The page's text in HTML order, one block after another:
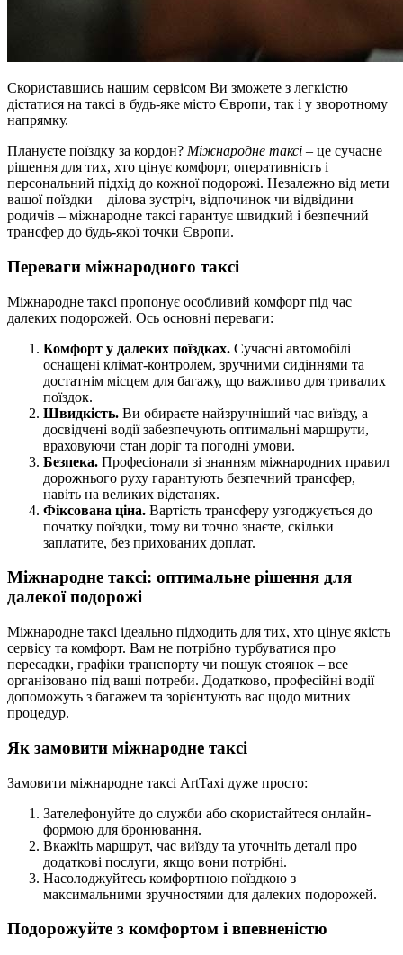
Скориставшись нашим сервісом Ви зможете з легкістю
дістатися на таксі в будь-яке місто Європи, так і у зворотному
напрямку.
Плануєте поїздку за кордон? Міжнародне таксі – це сучасне
рішення для тих, хто цінує комфорт, оперативність і
персональний підхід до кожної подорожі. Незалежно від мети
вашої поїздки – ділова зустріч, відпочинок чи відвідини
родичів – міжнародне таксі гарантує швидкий і безпечний
трансфер до будь-якої точки Європи.
Переваги міжнародного таксі
Міжнародне таксі пропонує особливий комфорт під час
далеких подорожей. Ось основні переваги:
Комфорт у далеких поїздках. Сучасні автомобілі
оснащені клімат-контролем, зручними сидіннями та
достатнім місцем для багажу, що важливо для тривалих
поїздок.
Швидкість. Ви обираєте найзручніший час виїзду, а
досвідчені водії забезпечують оптимальні маршрути,
враховуючи стан доріг та погодні умови.
Безпека. Професіонали зі знанням міжнародних правил
дорожнього руху гарантують безпечний трансфер,
навіть на великих відстанях.
Фіксована ціна. Вартість трансферу узгоджується до
початку поїздки, тому ви точно знаєте, скільки
заплатите, без прихованих доплат.
Міжнародне таксі: оптимальне рішення для
далекої подорожі
Міжнародне таксі ідеально підходить для тих, хто цінує якість
сервісу та комфорт. Вам не потрібно турбуватися про
пересадки, графіки транспорту чи пошук стоянок – все
організовано під ваші потреби. Додатково, професійні водії
допоможуть з багажем та зорієнтують вас щодо митних
процедур.
Як замовити міжнародне таксі
Замовити міжнародне таксі ArtTaxi дуже просто:
Зателефонуйте до служби або скористайтеся онлайн-
формою для бронювання.
Вкажіть маршрут, час виїзду та уточніть деталі про
додаткові послуги, якщо вони потрібні.
Насолоджуйтесь комфортною поїздкою з
максимальними зручностями для далеких подорожей.
Подорожуйте з комфортом і впевненістю